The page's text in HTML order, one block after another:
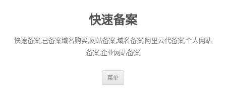
快速备案
快速备案,已备案域名购买,网站备案,域名备案,阿里云代备案,个人网站
备案,企业网站备案
菜单